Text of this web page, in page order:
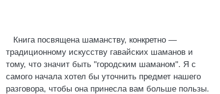
Книга посвящена шаманству, конкретно —
традиционному искусству гавайских шаманов и
тому, что значит быть "городским шаманом". Я с
самого начала хотел бы уточнить предмет нашего
разговора, чтобы она принесла вам больше пользы.